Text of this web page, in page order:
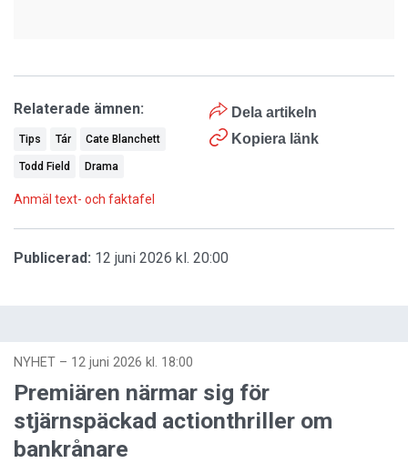
Dela artikeln
Kopiera länk
Relaterade ämnen:
Tips Tár Cate Blanchett
Todd Field Drama
Anmäl text- och faktafel
Publicerad: 12 juni 2026 kl. 20:00
NYHET – 12 juni 2026 kl. 18:00
Premiären närmar sig för
stjärnspäckad actionthriller om
bankrånare